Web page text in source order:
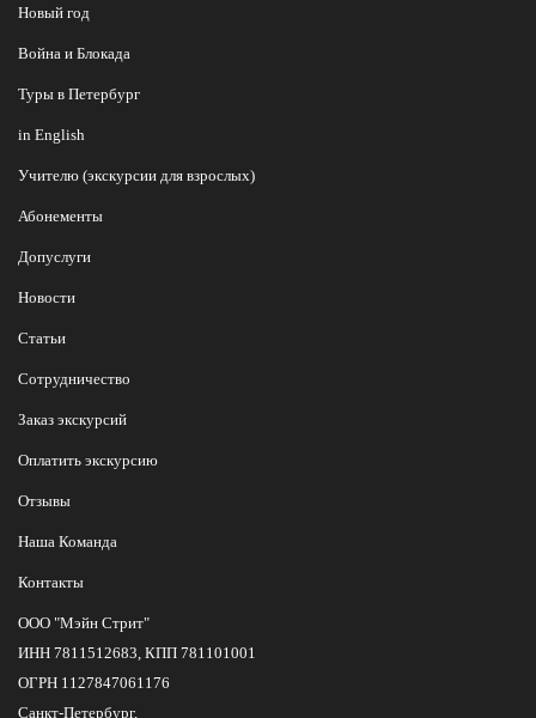
Новый год
Война и Блокада
Туры в Петербург
in English
Учителю (экскурсии для взрослых)
Абонементы
Допуслуги
Новости
Статьи
Сотрудничество
Заказ экскурсий
Оплатить экскурсию
Отзывы
Наша Команда
Контакты
ООО "Мэйн Стрит"
ИНН 7811512683, КПП 781101001
ОГРН 1127847061176
Санкт-Петербург,